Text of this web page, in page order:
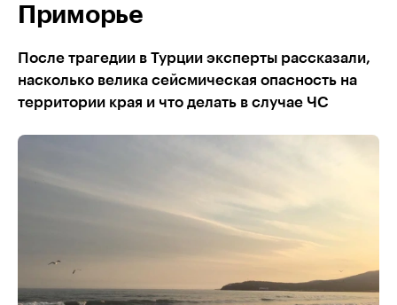
Приморье
После трагедии в Турции эксперты рассказали,
насколько велика сейсмическая опасность на
территории края и что делать в случае ЧС